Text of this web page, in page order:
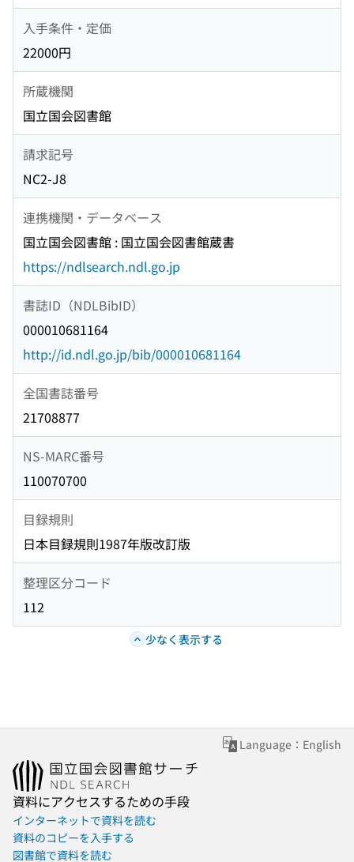
入手条件・定価
22000円
所蔵機関
国立国会図書館
請求記号
NC2-J8
連携機関・データベース
国立国会図書館 : 国立国会図書館蔵書
https://ndlsearch.ndl.go.jp
書誌ID（NDLBibID）
000010681164
http://id.ndl.go.jp/bib/000010681164
全国書誌番号
21708877
NS-MARC番号
110070700
目録規則
日本目録規則1987年版改訂版
整理区分コード
112
少なく表示する
Language：English
資料にアクセスするための手段
インターネットで資料を読む
資料のコピーを入手する
図書館で資料を読む